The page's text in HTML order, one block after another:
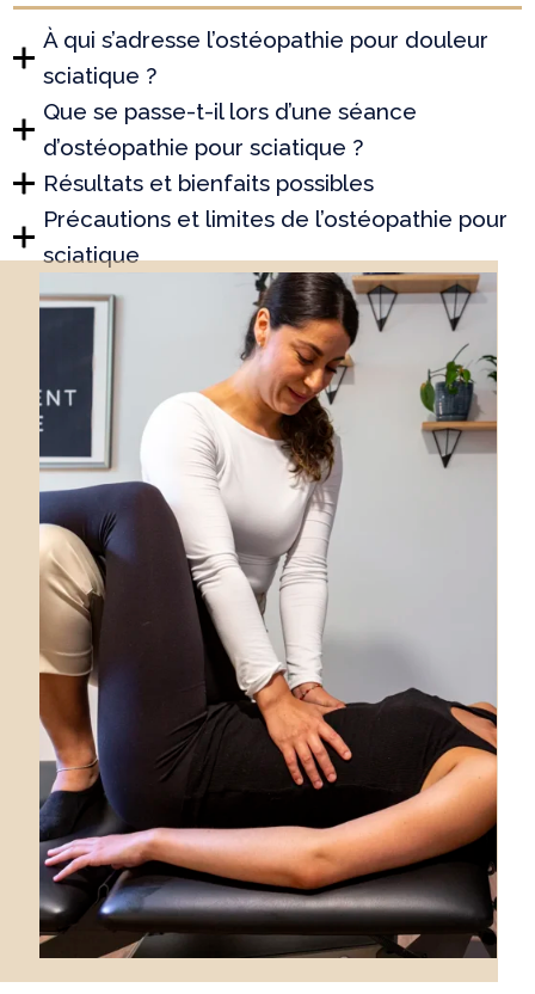
À qui s’adresse l’ostéopathie pour douleur
sciatique ?
Que se passe-t-il lors d’une séance
d’ostéopathie pour sciatique ?
Résultats et bienfaits possibles
Précautions et limites de l’ostéopathie pour
sciatique